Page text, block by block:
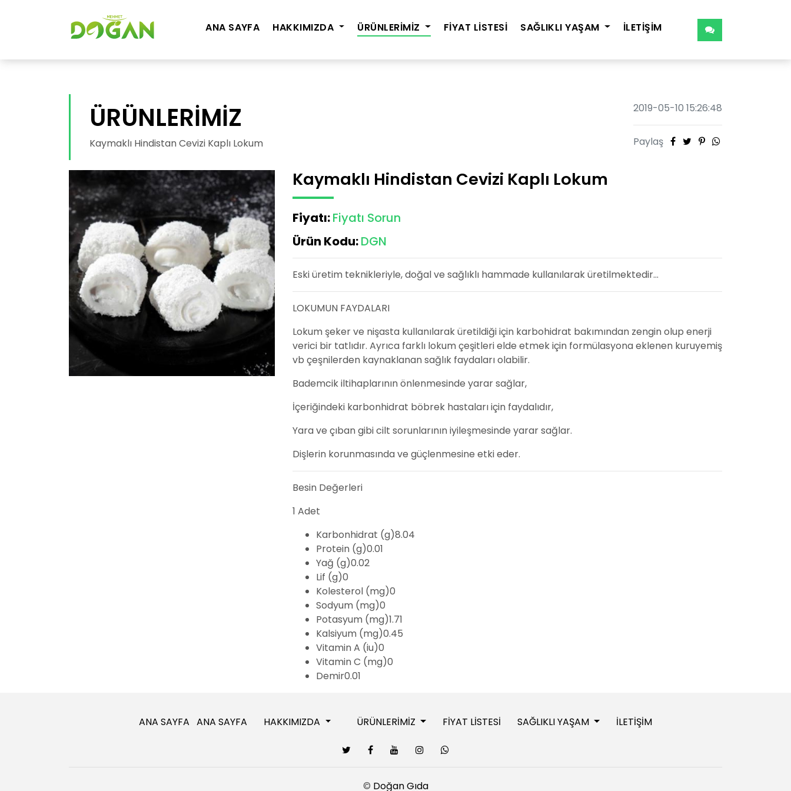
ANA SAYFA HAKKIMIZDA ÜRÜNLERİMİZ FİYAT LİSTESİ SAĞLIKLI YAŞAM İLETİŞİM
ÜRÜNLERİMİZ
Kaymaklı Hindistan Cevizi Kaplı Lokum
2019-05-10 15:26:48
Paylaş
Kaymaklı Hindistan Cevizi Kaplı Lokum
Fiyatı:Fiyatı Sorun
Ürün Kodu:DGN
Eski üretim teknikleriyle, doğal ve sağlıklı hammade kullanılarak üretilmektedir...
LOKUMUN FAYDALARI
Lokum şeker ve nişasta kullanılarak üretildiği için karbohidrat bakımından zengin olup enerji
verici bir tatlıdır. Ayrıca farklı lokum çeşitleri elde etmek için formülasyona eklenen kuruyemiş
vb çeşnilerden kaynaklanan sağlık faydaları olabilir.
Bademcik iltihaplarının önlenmesinde yarar sağlar,
İçeriğindeki karbonhidrat böbrek hastaları için faydalıdır,
Yara ve çıban gibi cilt sorunlarının iyileşmesinde yarar sağlar.
Dişlerin korunmasında ve güçlenmesine etki eder.
Besin Değerleri
1 Adet
Karbonhidrat (g)8.04
Protein (g)0.01
Yağ (g)0.02
Lif (g)0
Kolesterol (mg)0
Sodyum (mg)0
Potasyum (mg)1.71
Kalsiyum (mg)0.45
Vitamin A (iu)0
Vitamin C (mg)0
Demir0.01
ANA SAYFA ANA SAYFA HAKKIMIZDA ÜRÜNLERİMİZ FİYAT LİSTESİ SAĞLIKLI YAŞAM İLETİŞİM
© Doğan Gıda